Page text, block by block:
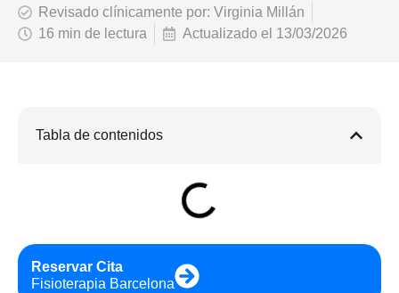
Revisado clínicamente por: Virginia Millán
16 min de lectura
Actualizado el 13/03/2026
Tabla de contenidos
Reservar Cita
Fisioterapia Barcelona